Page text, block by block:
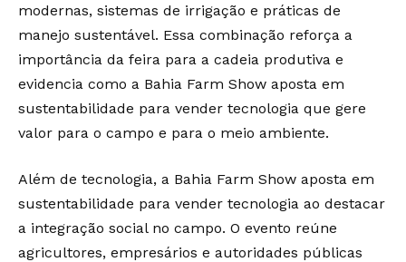
modernas, sistemas de irrigação e práticas de
manejo sustentável. Essa combinação reforça a
importância da feira para a cadeia produtiva e
evidencia como a Bahia Farm Show aposta em
sustentabilidade para vender tecnologia que gere
valor para o campo e para o meio ambiente.
Além de tecnologia, a Bahia Farm Show aposta em
sustentabilidade para vender tecnologia ao destacar
a integração social no campo. O evento reúne
agricultores, empresários e autoridades públicas